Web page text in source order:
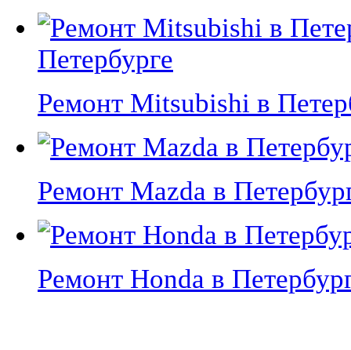
Петербурге
Ремонт Mitsubishi в
Ремонт Mazda в
Ремонт Honda в